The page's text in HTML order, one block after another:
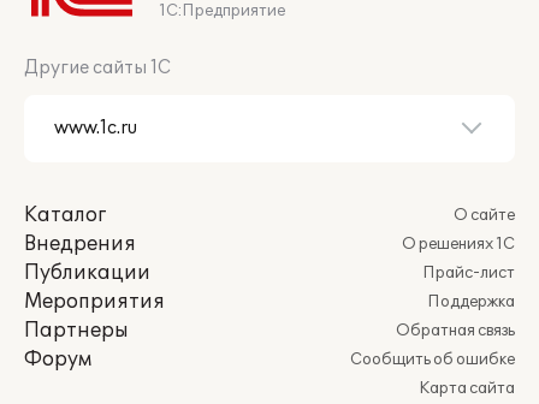
1С:Предприятие
Другие сайты 1С
Каталог
Внедрения
Публикации
Мероприятия
Партнеры
Форум
О сайте
О решениях 1С
Прайс-лист
Поддержка
Обратная связь
Сообщить об ошибке
Карта сайта